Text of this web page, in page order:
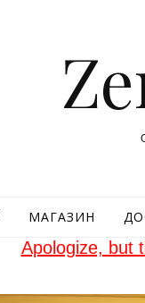
МАГАЗИН
Apologize, but